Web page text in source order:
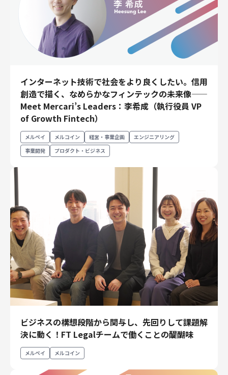
インターネット技術で社会をより良くしたい。信用
創造で描く、なめらかなフィンテックの未来像——
Meet Mercari’s Leaders：李希成（執行役員 VP
of Growth Fintech）
メルペイ メルコイン 経営・事業企画
エンジニアリング
事業開発
プロダクト・ビジネス
ビジネスの構想段階から関与し、先回りして課題解
決に動く！FT Legalチームで働くことの醍醐味
メルペイ メルコイン